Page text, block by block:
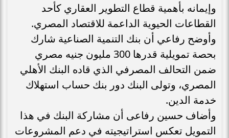
وإيمانه بأهمية قطاع التطوير العقاري كأحد
القطاعات الحيوية الداعمة للاقتصاد المصري.
وأوضح رفاعي أن بنك التنمية الصناعية شارك
بحصة تمويلية قدرها 300 مليون جنيه مصري
ضمن التحالف المصرفي الذي قاده البنك الأهلي
المصري، وتولى البنك دور بنك حساب استهلاك
خدمة الدين.
وأضاف حسين رفاعى أن مشاركة البنك في هذا
التمويل تعكس استراتيجيته في دعم المشروعات